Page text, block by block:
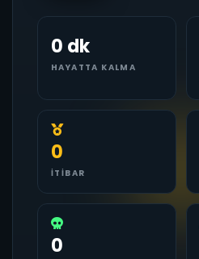
0 dk
HAYATTA KALMA
0
İTIBAR
0